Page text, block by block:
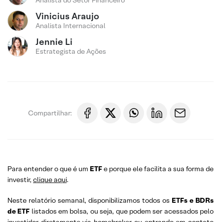
Vinicius Araujo
Analista Internacional
Jennie Li
Estrategista de Ações
Compartilhar:
Para entender o que é um ETFe porque ele facilita a sua forma de
investir, clique aqui.
Neste relatório semanal, disponibilizamos todos os ETFs e BDRs
de ETF listados em bolsa, ou seja, que podem ser acessados pelo